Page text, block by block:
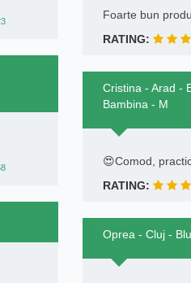
Foarte bun
RATING:
Cristina - Arad -
Bambina - M
😍Comod,
RATING:
Oprea - Cluj -